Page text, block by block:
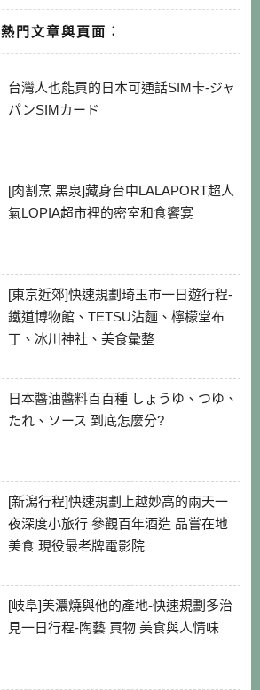
熱門文章與頁面︰
台灣人也能買的日本可通話SIM卡-ジャ
パンSIMカード
[肉割烹 黑泉]藏身台中LALAPORT超人
氣LOPIA超市裡的密室和食饗宴
[東京近郊]快速規劃琦玉市一日遊行程-
鐵道博物館、TETSU沾麵、檸檬堂布
丁、冰川神社、美食彙整
日本醬油醬料百百種 しょうゆ、つゆ、
たれ、ソース 到底怎麼分?
[新潟行程]快速規劃上越妙高的兩天一
夜深度小旅行 參觀百年酒造 品嘗在地
美食 現役最老牌電影院
[岐阜]美濃燒與他的產地-快速規劃多治
見一日行程-陶藝 買物 美食與人情味